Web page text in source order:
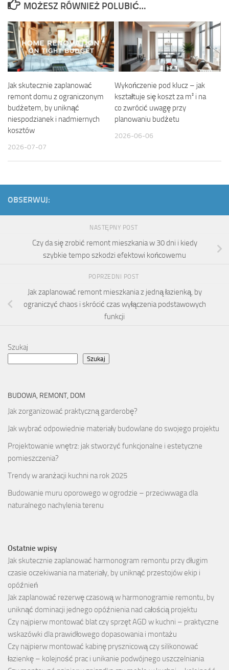
MOŻESZ RÓWNIEŻ POLUBIĆ…
Jak skutecznie zaplanować
remont domu z ograniczonym
budżetem, by uniknąć
niespodzianek i nadmiernych
kosztów
2026-07-07
Wykończenie pod klucz – jak
kształtuje się koszt za m² i na
co zwrócić uwagę przy
planowaniu budżetu
2026-06-06
OBSERWUJ:
NASTĘPNY POST
Czy da się zrobić remont mieszkania w 30 dni i kiedy
szybkie tempo szkodzi efektowi końcowemu
POPRZEDNI POST
Jak zaplanować remont mieszkania z jedną łazienką, by
ograniczyć chaos i skrócić czas wyłączenia podstawowych
funkcji
Szukaj
Szukaj
BUDOWA, REMONT, DOM
Jak zorganizować praktyczną garderobę?
Jak wybrać odpowiednie materiały budowlane do swojego projektu
Projektowanie wnętrz: jak stworzyć funkcjonalne i estetyczne
pomieszczenia?
Trendy w aranżacji kuchni na rok 2025
Budowanie muru oporowego w ogrodzie – przeciwwaga dla
naturalnego nachylenia terenu
Ostatnie wpisy
Jak skutecznie zaplanować harmonogram remontu przy długim
czasie oczekiwania na materiały, by uniknąć przestojów ekip i
opóźnień
Jak zaplanować rezerwę czasową w harmonogramie remontu, by
uniknąć dominacji jednego opóźnienia nad całością projektu
Czy najpierw montować blat czy sprzęt AGD w kuchni – praktyczne
wskazówki dla prawidłowego dopasowania i montażu
Czy najpierw montować kabinę prysznicową czy silikonować
łazienkę – kolejność prac i unikanie podwójnego uszczelniania